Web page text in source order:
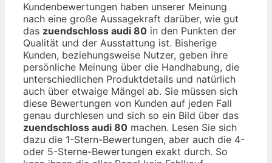
Kundenbewertungen haben unserer Meinung
nach eine große Aussagekraft darüber, wie gut
das zuendschloss audi 80 in den Punkten der
Qualität und der Ausstattung ist. Bisherige
Kunden, beziehungsweise Nutzer, geben ihre
persönliche Meinung über die Handhabung, die
unterschiedlichen Produktdetails und natürlich
auch über etwaige Mängel ab. Sie müssen sich
diese Bewertungen von Kunden auf jeden Fall
genau durchlesen und sich so ein Bild über das
zuendschloss audi 80 machen. Lesen Sie sich
dazu die 1-Stern-Bewertungen, aber auch die 4-
oder 5-Sterne-Bewertungen exakt durch. So